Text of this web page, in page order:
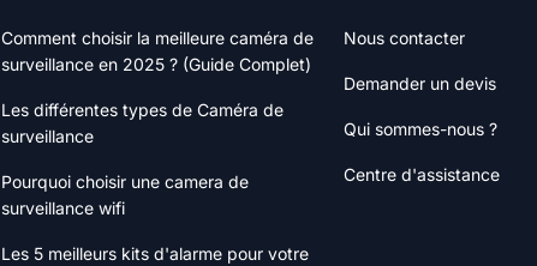
Comment choisir la meilleure caméra de
surveillance en 2025 ? (Guide Complet)
Les différentes types de Caméra de
surveillance
Pourquoi choisir une camera de
surveillance wifi
Les 5 meilleurs kits d'alarme pour votre
Nous contacter
Demander un devis
Qui sommes-nous ?
Centre d'assistance